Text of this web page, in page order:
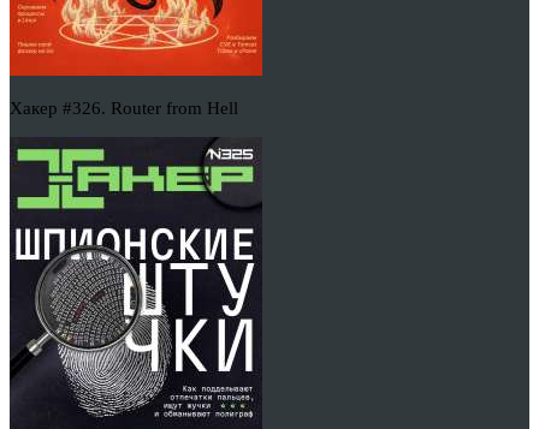
Хакер #326. Router from Hell